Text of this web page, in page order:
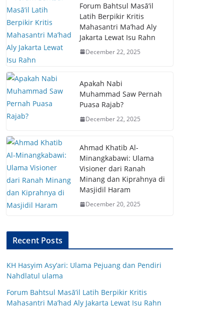
Forum Bahtsul Masā’il
Latih Berpikir Kritis
Mahasantri Ma’had Aly
Jakarta Lewat Isu Rahn
December 22, 2025
Apakah Nabi
Muhammad Saw Pernah
Puasa Rajab?
December 22, 2025
Ahmad Khatib Al-
Minangkabawi: Ulama
Visioner dari Ranah
Minang dan Kiprahnya di
Masjidil Haram
December 20, 2025
Recent Posts
KH Hasyim Asy’ari: Ulama Pejuang dan Pendiri
Nahdlatul ulama
Forum Bahtsul Masā’il Latih Berpikir Kritis
Mahasantri Ma’had Aly Jakarta Lewat Isu Rahn